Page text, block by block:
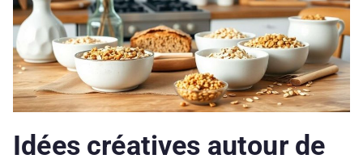
Idées créatives autour de